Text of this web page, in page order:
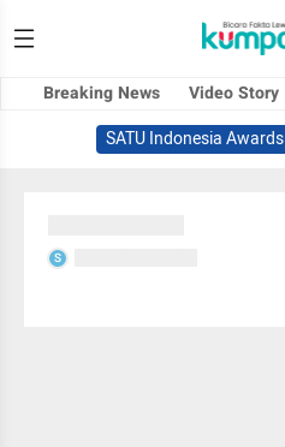
Breaking News Video Story
SATU Indonesia Awards
S